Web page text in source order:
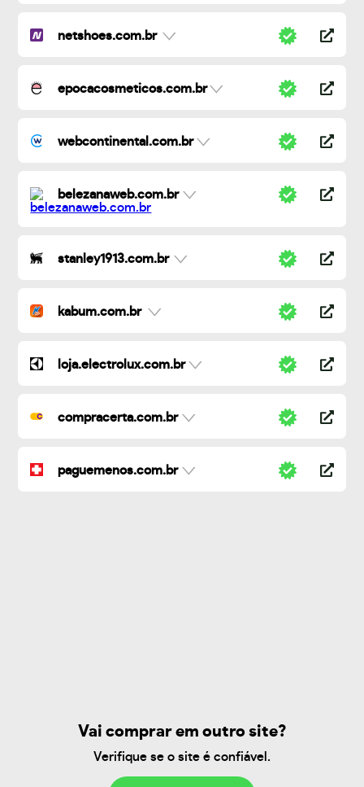
netshoes.com.br
epocacosmeticos.com.br
webcontinental.com.br
belezanaweb.com.br
stanley1913.com.br
kabum.com.br
loja.electrolux.com.br
compracerta.com.br
paguemenos.com.br
Vai comprar em outro site?
Verifique se o site é confiável.